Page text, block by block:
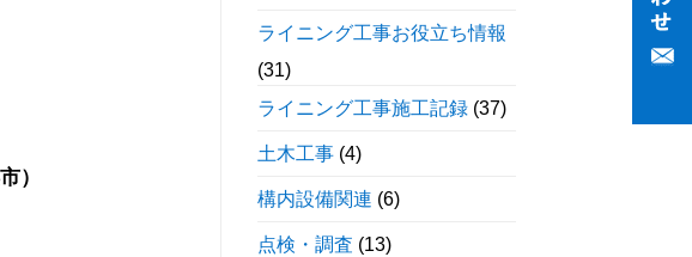
）
ライニング工事お役立ち情報
(31)
ライニング工事施工記録(37)
土木工事(4)
構内設備関連 (6)
点検・調査 (13)